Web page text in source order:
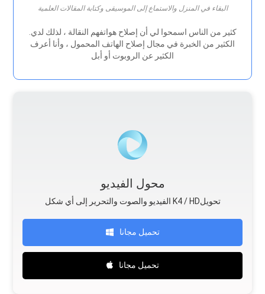
البقاء في المنزل والاستماع إلى الموسيقى وكتابة المقالات العلمية
الكثير من الخبرة في مجال إصلاح الهاتف المحمول ، وأنا أعرف
الكثير عن الروبوت أو أبل
محول الفيديو
الفيديو والصوت والتحرير إلى أي شكل K4 / HDتحويل
تحميل مجانا
تحميل مجانا